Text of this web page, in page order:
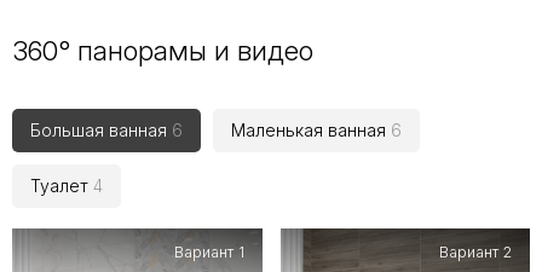
360° панорамы и видео
Большая ванная 6 Маленькая ванная 6
Туалет 4
Вариант 1 Вариант 2